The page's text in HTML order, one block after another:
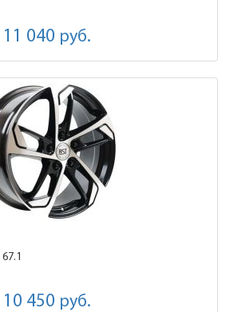
11 040 руб.
67.1
10 450 руб.